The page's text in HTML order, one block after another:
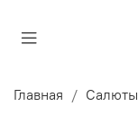
Главная Салюты